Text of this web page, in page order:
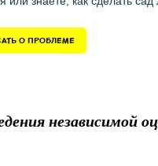
О ПРОБЛЕМЕ
независимой